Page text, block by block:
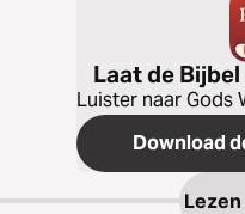
Laat de
Luister naar Gods
Download
Lezen